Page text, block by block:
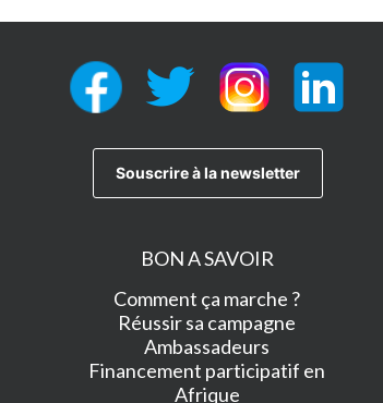
BON A SAVOIR
Comment ça marche ?
Réussir sa campagne
Ambassadeurs
Financement participatif en
Afrique